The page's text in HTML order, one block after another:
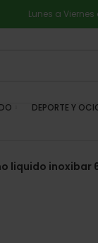
Lunes a
DEPORTE Y
liquido inoxibar